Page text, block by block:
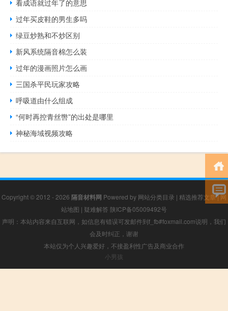
看成语就过年了的意思
过年买皮鞋的男生多吗
绿豆炒熟和不炒区别
新风系统隔音棉怎么装
过年的漫画照片怎么画
三国杀平民玩家攻略
呼吸道由什么组成
“何时再控青丝辔”的出处是哪里
神秘海域视频攻略
Copyright © 2012 - 2026 隔音材料网 Powered by 网站分类目录 | 精选推荐文章|网
站地图 | 疑难解答 陕ICP备05009492号
声明：本站内容来自互联网，如信息有错误可发邮件到f_fb#foxmail.com说明，我们
会及时纠正，谢谢
本站仅为个人兴趣爱好，不接盈利性广告及商业合作
小男孩